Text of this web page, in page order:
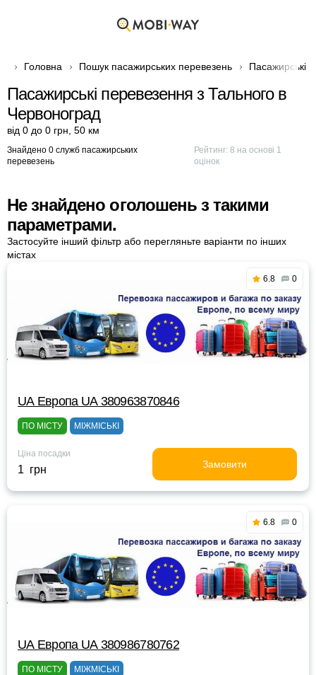
Головна Пошук пасажирських перевезень Пасажирські
Пасажирські перевезення з Тального в
Червоноград
від 0 до 0 грн 50 км
Знайдено 0 служб пасажирських
перевезень
Рейтинг:8 на основі 1
оцінок
Не знайдено оголошень з такими
параметрами.
Застосуйте інший фільтр або перегляньте варіанти по інших
містах
6.8 0
UА Европа UА 380963870846
ПО МІСТУ МІЖМІСЬКІ
Ціна посадки
1 грн Замовити
6.8 0
UА Европа UА 380986780762
ПО МІСТУ МІЖМІСЬКІ